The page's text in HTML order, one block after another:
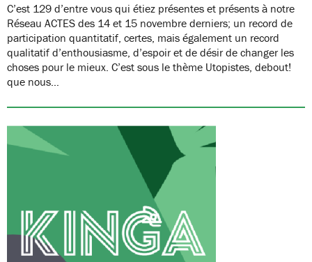
C’est 129 d’entre vous qui étiez présentes et présents à notre
Réseau ACTES des 14 et 15 novembre derniers; un record de
participation quantitatif, certes, mais également un record
qualitatif d’enthousiasme, d’espoir et de désir de changer les
choses pour le mieux. C’est sous le thème Utopistes, debout!
que nous…